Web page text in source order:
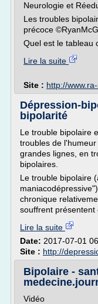
Neurologie et
Les troubles
précoce
Quel est le tableau
Lire la suite
Site : http://
Dépression-
bipolarité
Le trouble bipolaire
troubles de
grandes lignes, en
bipolaires.
Le trouble bipolaire
chronique
souffrent présentent
Lire la suite
Date: 2017-07-01
Site : http://
Bipolaire -
Vidéo